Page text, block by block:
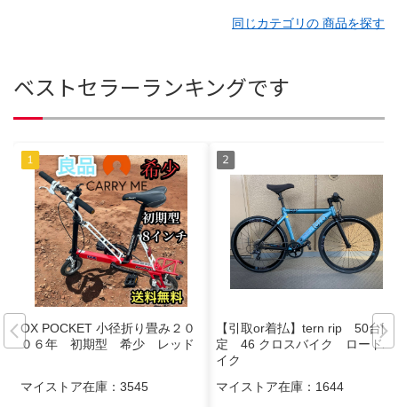
同じカテゴリの 商品を探す
ベストセラーランキングです
OX POCKET 小径折り畳み２０
０６年 初期型 希少 レッド
マイストア在庫： 3545
【引取or着払】tern rip 50台限
定 46 クロスバイク ロードバ
イク
マイストア在庫： 1644